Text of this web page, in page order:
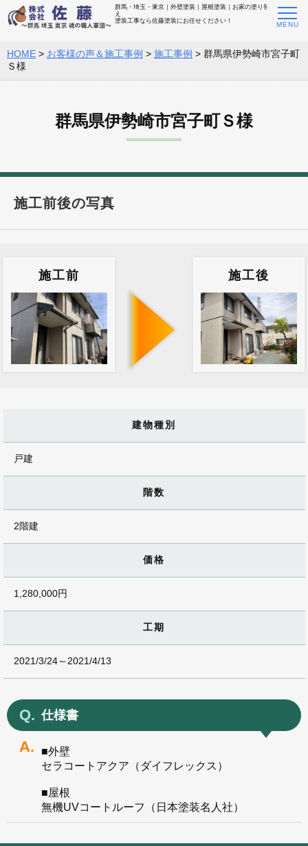
群馬・埼玉・東京｜外壁塗装｜屋根塗装｜お家の塗り替
え
塗装工事なら佐藤塗装にお任せください！
HOME > お客様の声＆施工事例 > 施工事例 > 群馬県伊勢崎市宮子町
Ｓ様
群馬県伊勢崎市宮子町Ｓ様
施工前後の写真
施工前 施工後
建物種別
戸建
階数
2階建
価格
1,280,000円
工期
2021/3/24～2021/4/13
仕様書
■外壁
セラコートアクア（ダイフレックス）
■屋根
無機UVコートルーフ（日本塗装名人社）